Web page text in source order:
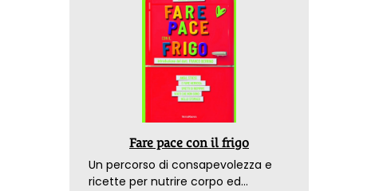
Fare pace con il frigo
Un percorso di consapevolezza e
ricette per nutrire corpo ed